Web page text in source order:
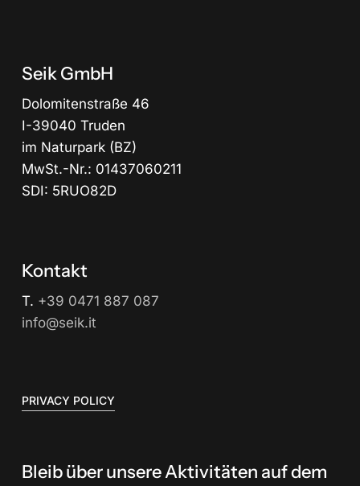
Seik GmbH
Dolomitenstraße 46
I-39040 Truden
im Naturpark (BZ)
MwSt.-Nr.: 01437060211
SDI: 5RUO82D
Kontakt
T. +39 0471 887 087
info@seik.it
PRIVACY POLICY
Bleib über unsere Aktivitäten auf dem